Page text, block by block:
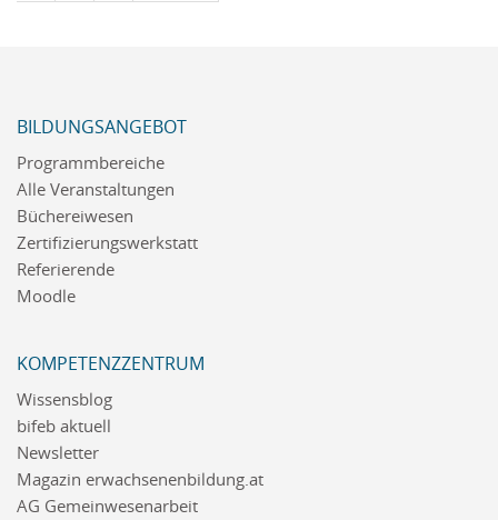
BILDUNGSANGEBOT
Programmbereiche
Alle Veranstaltungen
Büchereiwesen
Zertifizierungswerkstatt
Referierende
Moodle
KOMPETENZZENTRUM
Wissensblog
bifeb aktuell
Newsletter
Magazin erwachsenenbildung.at
AG Gemeinwesenarbeit